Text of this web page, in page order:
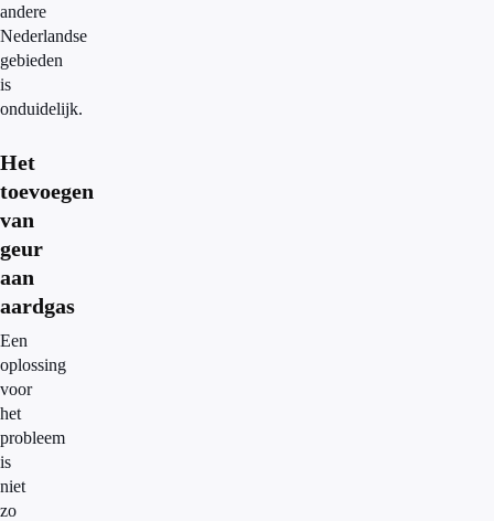
andere
Nederlandse
gebieden
is
onduidelijk.
Het
toevoegen
van
geur
aan
aardgas
Een
oplossing
voor
het
probleem
is
niet
zo